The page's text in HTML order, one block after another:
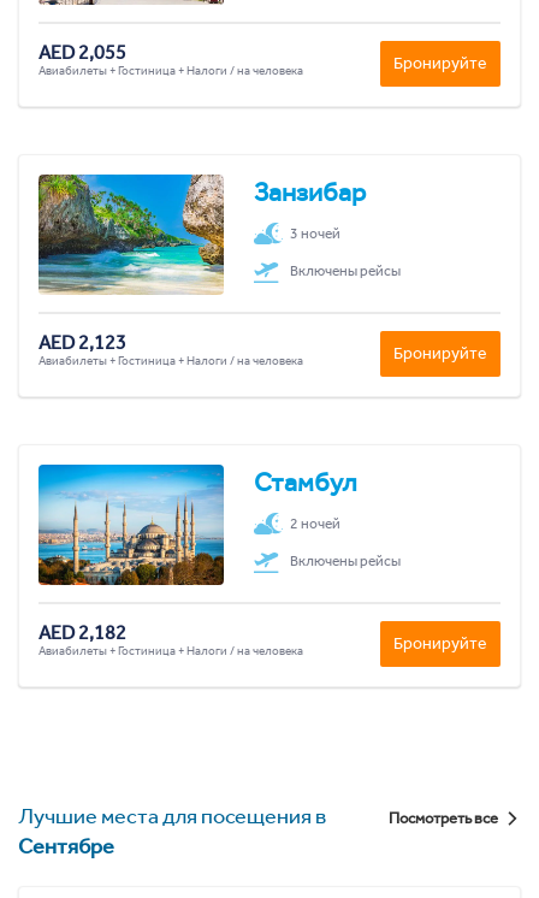
AED 2,055
Авиабилеты + Гостиница + Налоги / на человека Бронируйте
Занзибар
3 ночей
Включены рейсы
AED 2,123
Авиабилеты + Гостиница + Налоги / на человека Бронируйте
Стамбул
2 ночей
Включены рейсы
AED 2,182
Авиабилеты + Гостиница + Налоги / на человека Бронируйте
Лучшие места для посещения в
Сентябре
Посмотреть все